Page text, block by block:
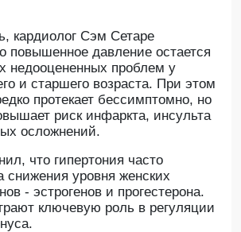
кардиолог Сэм Сетаре
повышенное давление остается
недооцененных проблем у
и старшего возраста. При этом
протекает бессимптомно, но
риск инфаркта, инсульта
осложнений.
что гипертония часто
снижения уровня женских
- эстрогенов и прогестерона.
ключевую роль в регуляции